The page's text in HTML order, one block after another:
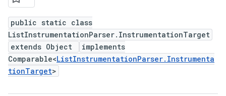
public static class
ListInstrumentationParser.InstrumentationTarget
extends Object
implements
Comparable<ListInstrumentationParser.Instrumenta
tionTarget>